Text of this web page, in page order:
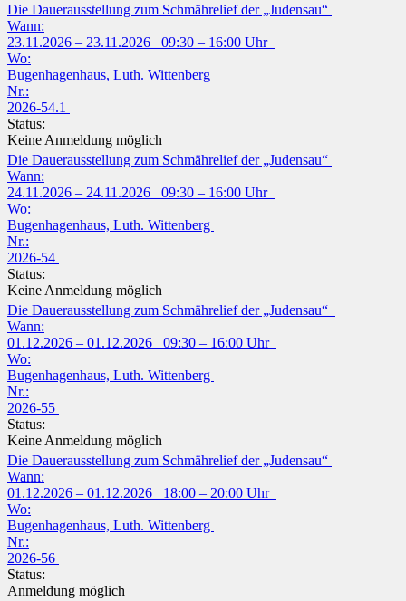
Die Dauerausstellung zum Schmährelief der „Judensau“
Wann:
23.11.2026 – 23.11.2026 09:30 – 16:00 Uhr
Wo:
Bugenhagenhaus, Luth. Wittenberg
Nr.:
2026-54.1
Status:
Keine Anmeldung möglich
Die Dauerausstellung zum Schmährelief der „Judensau“
Wann:
24.11.2026 – 24.11.2026 09:30 – 16:00 Uhr
Wo:
Bugenhagenhaus, Luth. Wittenberg
Nr.:
2026-54
Status:
Keine Anmeldung möglich
Die Dauerausstellung zum Schmährelief der „Judensau“
Wann:
01.12.2026 – 01.12.2026 09:30 – 16:00 Uhr
Wo:
Bugenhagenhaus, Luth. Wittenberg
Nr.:
2026-55
Status:
Keine Anmeldung möglich
Die Dauerausstellung zum Schmährelief der „Judensau“
Wann:
01.12.2026 – 01.12.2026 18:00 – 20:00 Uhr
Wo:
Bugenhagenhaus, Luth. Wittenberg
Nr.:
2026-56
Status:
Anmeldung möglich